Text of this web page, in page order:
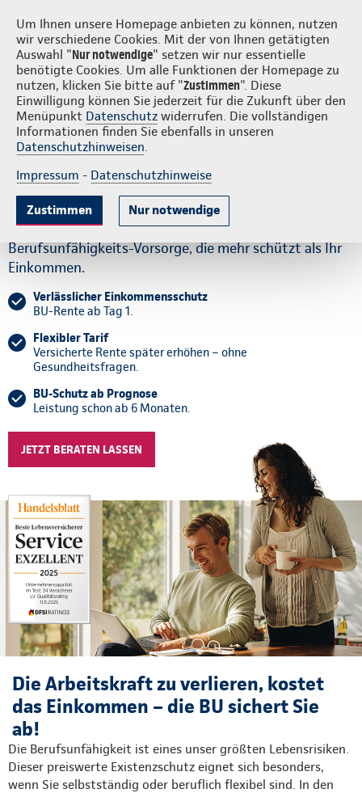
Um Ihnen unsere Homepage anbieten zu können, nutzen
wir verschiedene Cookies. Mit der von Ihnen getätigten
Auswahl "Nur notwendige" setzen wir nur essentielle
benötigte Cookies. Um alle Funktionen der Homepage zu
nutzen, klicken Sie bitte auf "Zustimmen". Diese
Einwilligung können Sie jederzeit für die Zukunft über den
Menüpunkt Datenschutz widerrufen. Die vollständigen
Informationen finden Sie ebenfalls in unseren
Datenschutzhinweisen.
Impressum - Datenschutzhinweise
Zustimmen Nur notwendige
Continentale vor Ort
Gute Gründe Tarife & Leistungen Wissenswertes Beratung &
Sicher, für Kopf und
Bauchgefühl
Für das Gefühl, aufgefangen zu werden – mit einer
Berufsunfähigkeits-Vorsorge, die mehr schützt als Ihr
Einkommen.
Verlässlicher Einkommensschutz
BU-Rente ab Tag 1.
Flexibler Tarif
Versicherte Rente später erhöhen – ohne
Gesundheitsfragen.
BU-Schutz ab Prognose
Leistung schon ab 6 Monaten.
JETZT BERATEN LASSEN
Die Arbeitskraft zu verlieren, kostet
das Einkommen – die BU sichert Sie
ab!
Die Berufsunfähigkeit ist eines unser größten Lebensrisiken.
Dieser preiswerte Existenzschutz eignet sich besonders,
wenn Sie selbstständig oder beruflich flexibel sind. In den